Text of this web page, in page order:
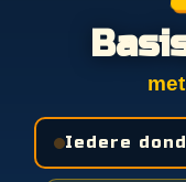
Iedere